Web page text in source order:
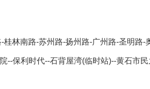
-桂林南路-苏州路-扬州路-广州路-圣明路-
--保利时代--石背屋湾(临时站)--黄石市民